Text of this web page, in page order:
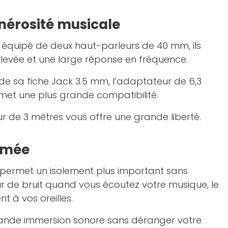
musicale
équipé de deux haut-parleurs de 40 mm, ils
et une large réponse en fréquence.
sa fiche Jack 3.5 mm, l’adaptateur de 6,3
une plus grande compatibilité.
de 3 mètres vous offre une grande liberté.
un isolement plus important sans
de bruit quand vous écoutez votre musique, le
à vos oreilles.
immersion sonore sans déranger votre